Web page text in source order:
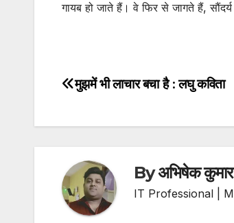
गायब हो जाते हैं। वे फिर से जागते हैं,
Post
मुझमें भी लाचार बचा है : लघु कविता
Byअभिषेक कुमार
IT Professional |